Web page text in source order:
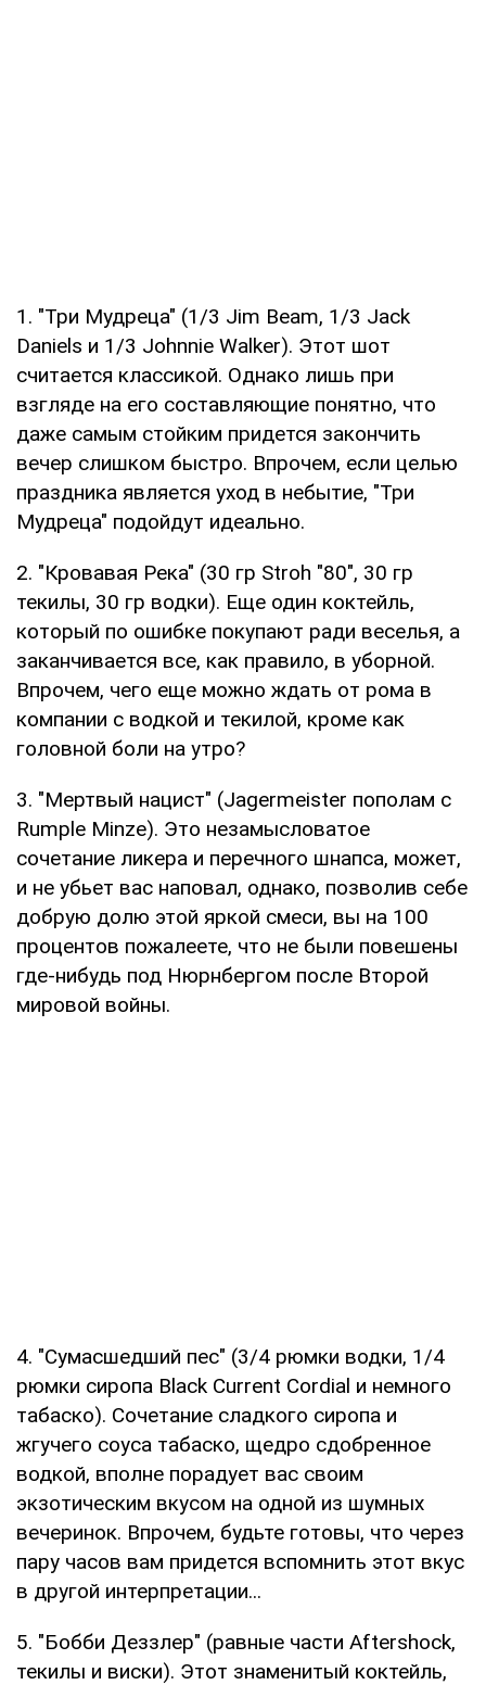
1. "Три Мудреца" (1/3 Jim Beam, 1/3 Jack
Daniels и 1/3 Johnnie Walker). Этот шот
считается классикой. Однако лишь при
взгляде на его составляющие понятно, что
даже самым стойким придется закончить
вечер слишком быстро. Впрочем, если целью
праздника является уход в небытие, "Три
Мудреца" подойдут идеально.
2. "Кровавая Река" (30 гр Stroh "80", 30 гр
текилы, 30 гр водки). Еще один коктейль,
который по ошибке покупают ради веселья, а
заканчивается все, как правило, в уборной.
Впрочем, чего еще можно ждать от рома в
компании с водкой и текилой, кроме как
головной боли на утро?
3. "Мертвый нацист" (Jagermeister пополам с
Rumple Minze). Это незамысловатое
сочетание ликера и перечного шнапса, может,
и не убьет вас наповал, однако, позволив себе
добрую долю этой яркой смеси, вы на 100
процентов пожалеете, что не были повешены
где-нибудь под Нюрнбергом после Второй
мировой войны.
4. "Сумасшедший пес" (3/4 рюмки водки, 1/4
рюмки сиропа Black Current Cordial и немного
табаско). Сочетание сладкого сиропа и
жгучего соуса табаско, щедро сдобренное
водкой, вполне порадует вас своим
экзотическим вкусом на одной из шумных
вечеринок. Впрочем, будьте готовы, что через
пару часов вам придется вспомнить этот вкус
в другой интерпретации...
5. "Бобби Деззлер" (равные части Aftershock,
текилы и виски). Этот знаменитый коктейль,